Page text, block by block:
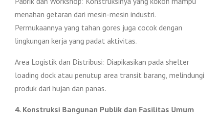
menahan getaran dari mesin-mesin industri.
Permukaannya yang tahan gores juga cocok dengan
lingkungan kerja yang padat aktivitas.
Area Logistik dan Distribusi: Diapikasikan pada shelter
loading dock atau penutup area transit barang, melindungi
produk dari hujan dan panas.
4. Konstruksi Bangunan Publik dan Fasilitas Umum